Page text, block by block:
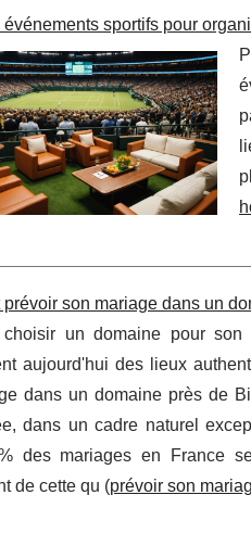
événements sportifs pour
prévoir son mariage dans un
choisir un domaine pour
aujourd'hui des lieux
dans un domaine près de
dans un cadre naturel
des mariages en France
de cette qu (prévoir son